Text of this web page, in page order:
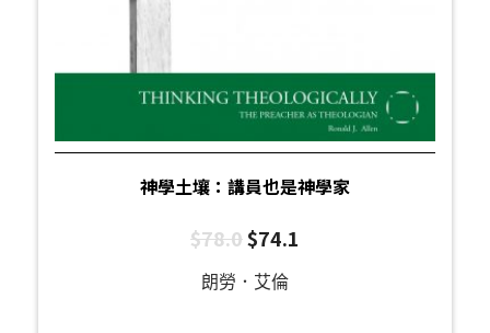
神學土壤：講員也是神學家
$78.0$74.1
朗勞．艾倫